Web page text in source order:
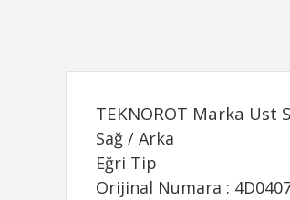
TEKNOROT Marka Üst
Sağ / Arka
Eğri Tip
Orijinal Numara :